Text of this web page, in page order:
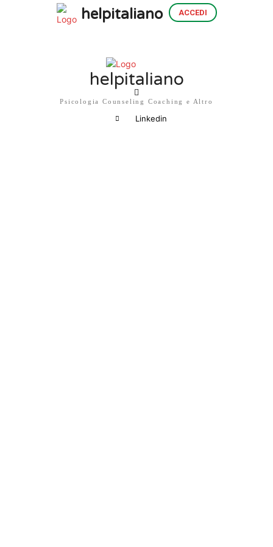
helpitaliano ACCEDI
helpitaliano
Psicologia Counseling Coaching e Altro
Linkedin